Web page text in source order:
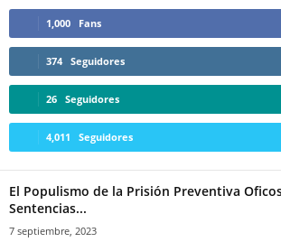
1,000 Fans
374 Seguidores
26 Seguidores
4,011 Seguidores
El Populismo de la Prisión Preventiva
Sentencias...
7 septiembre, 2023